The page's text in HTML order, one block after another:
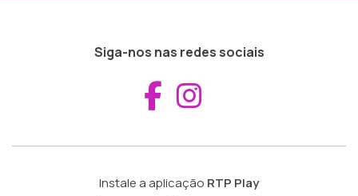
Siga-nos nas redes sociais
Aceder ao
Instale a aplicação RTP Play